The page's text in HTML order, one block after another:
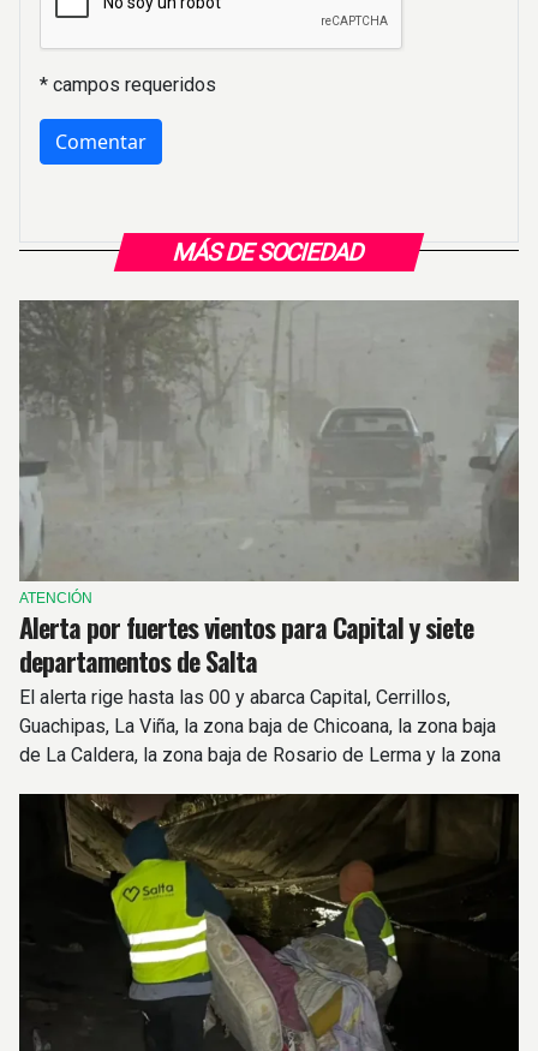
MÁS DE SOCIEDAD
ATENCIÓN
Alerta por fuertes vientos para Capital y siete
departamentos de Salta
El alerta rige hasta las 00 y abarca Capital, Cerrillos,
Guachipas, La Viña, la zona baja de Chicoana, la zona baja
de La Caldera, la zona baja de Rosario de Lerma y la zona
* campos requeridos